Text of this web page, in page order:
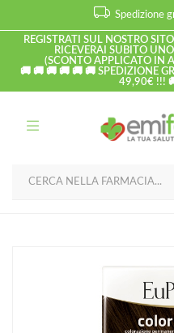
Spedizione
REGISTRATI SUL NOSTRO
RICEVERAI SUBITO
(SCONTO APPLICATO IN
🚚 🚚 🚚 🚚 🚚 🚚 SPEDIZIONE
49,90€ !!!